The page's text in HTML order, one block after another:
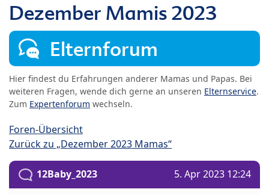
Dezember Mamis 2023
Elternforum
Hier findest du Erfahrungen anderer Mamas und Papas. Bei
weiteren Fragen, wende dich gerne an unseren Elternservice.
Zum Expertenforum wechseln.
Foren-Übersicht
Zurück zu „Dezember 2023 Mamas“
12Baby_2023 5. Apr 2023 12:24